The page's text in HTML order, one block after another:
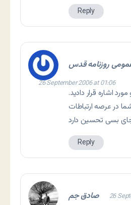
Reply
روزنامه قدس
26 September 2006 at 01:06
اشاره قرار داديد.
در عرصه ارتباطات
Reply
صادق جم 26